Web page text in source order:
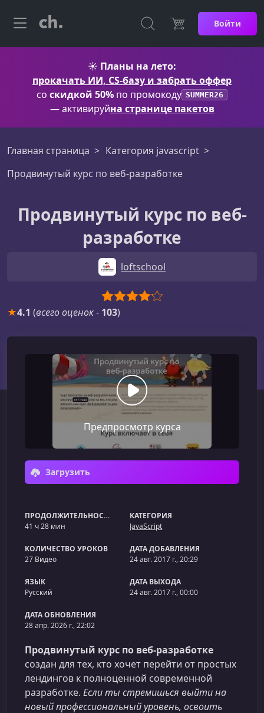
Войти
☀️ Планы на лето:
прокачать ИИ, CS-базу и забрать оффер
со скидкой 50% по промокоду SUMMER26
— активируйна странице пакетов
Главная страница
Категория javascript
Продвинутый курс по веб-разработке
Продвинутый курс по веб-
разработке
loftschool
★4.1 (всего оценок- 103)
Предпросмотр курса
Загрузить
ПРОДОЛЖИТЕЛЬНОСТЬ
41 ч 28 мин
КАТЕГОРИЯ
JavaScript
КОЛИЧЕСТВО УРОКОВ
27 Видео
ДАТА ДОБАВЛЕНИЯ
24 авг. 2017 г., 20:29
ЯЗЫК
Русский
ДАТА ВЫХОДА
24 авг. 2017 г., 00:00
ДАТА ОБНОВЛЕНИЯ
28 апр. 2026 г., 22:02
Продвинутый курс по веб-разработке
создан для тех, кто хочет перейти от простых
лендингов к полноценной современной
разработке. Если ты стремишься выйти на
новый профессиональный уровень, освоить